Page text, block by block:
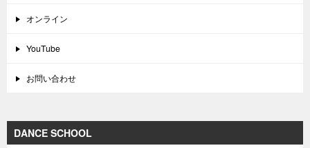
オンライン
YouTube
お問い合わせ
DANCE SCHOOL